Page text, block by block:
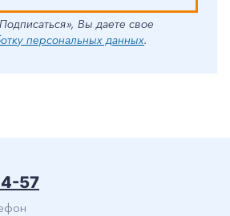
Вы даете свое
персональных данных.
57